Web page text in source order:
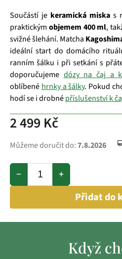
2 499 Kč
Můžeme doručit do:7.8.2026
+
−
Přidat do
Součástí je keramická miskas
praktickým objemem 400 ml,
svižné šlehání. Matcha
ideální start do domácího
ranním šálku i při setkání s
doporučujeme dózy na čaj a
oblíbené hrnky a šálky. Pokud
hodí se i drobnépříslušenství k
Když